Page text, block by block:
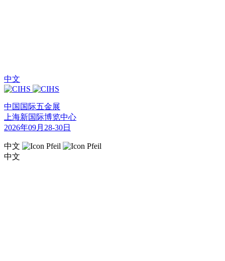
中文
中国国际五金展
上海新国际博览中心
2026年09月28-30日
中文
中文